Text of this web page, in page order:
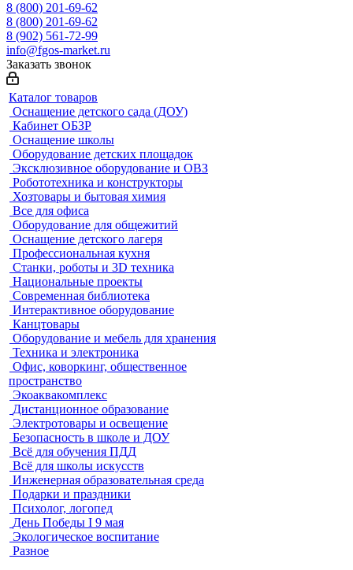
8 (800) 201-69-62
8 (800) 201-69-62
8 (902) 561-72-99
info@fgos-market.ru
Заказать звонок
Каталог товаров
Оснащение детского сада (ДОУ)
Кабинет ОБЗР
Оснащение школы
Оборудование детских площадок
Эксклюзивное оборудование и ОВЗ
Робототехника и конструкторы
Хозтовары и бытовая химия
Все для офиса
Оборудование для общежитий
Оснащение детского лагеря
Профессиональная кухня
Станки, роботы и 3D техника
Национальные проекты
Современная библиотека
Интерактивное оборудование
Канцтовары
Оборудование и мебель для хранения
Техника и электроника
Офис, коворкинг, общественное
пространство
Экоаквакомплекс
Дистанционное образование
Электротовары и освещение
Безопасность в школе и ДОУ
Всё для обучения ПДД
Всё для школы искусств
Инженерная образовательная среда
Подарки и праздники
Психолог, логопед
День Победы I 9 мая
Экологическое воспитание
Разное